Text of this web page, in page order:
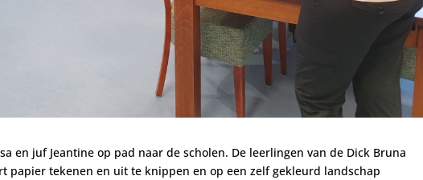
en juf Jeantine op pad naar de scholen. De leerlingen van de Dick Bruna
papier tekenen en uit te knippen en op een zelf gekleurd landschap